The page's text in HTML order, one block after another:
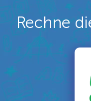
Rechne